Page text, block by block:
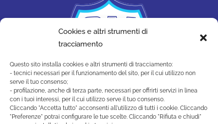
Cookies e altri strumenti di
tracciamento
Questo sito installa cookies e altri strumenti di tracciamento:
- tecnici necessari per il funzionamento del sito, per il cui utilizzo non
serve il tuo consenso;
- profilazione, anche di terza parte, necessari per offrirti servizi in linea
con i tuoi interessi, per il cui utilizzo serve il tuo consenso.
Cliccando "Accetta tutto" acconsenti all'utilizzo di tutti i cookie. Cliccando
"Preferenze" potrai configurare le tue scelte. Cliccando "Rifiuta e chiudi"
SAN MARINO ACADEMY